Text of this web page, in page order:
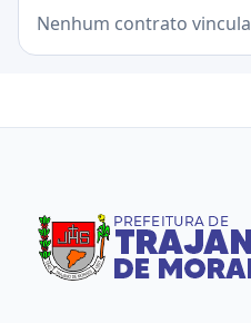
Nenhum contrato